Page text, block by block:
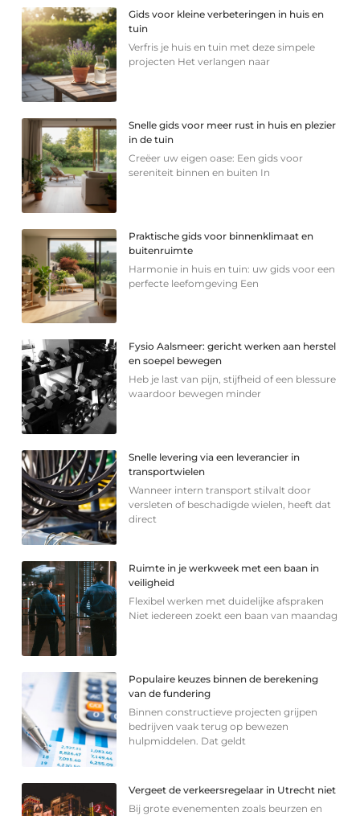
Gids voor kleine verbeteringen in huis en
tuin
Verfris je huis en tuin met deze simpele
projecten Het verlangen naar
Snelle gids voor meer rust in huis en plezier
in de tuin
Creëer uw eigen oase: Een gids voor
sereniteit binnen en buiten In
Praktische gids voor binnenklimaat en
buitenruimte
Harmonie in huis en tuin: uw gids voor een
perfecte leefomgeving Een
Fysio Aalsmeer: gericht werken aan herstel
en soepel bewegen
Heb je last van pijn, stijfheid of een blessure
waardoor bewegen minder
Snelle levering via een leverancier in
transportwielen
Wanneer intern transport stilvalt door
versleten of beschadigde wielen, heeft dat
direct
Ruimte in je werkweek met een baan in
veiligheid
Flexibel werken met duidelijke afspraken
Niet iedereen zoekt een baan van maandag
Populaire keuzes binnen de berekening
van de fundering
Binnen constructieve projecten grijpen
bedrijven vaak terug op bewezen
hulpmiddelen. Dat geldt
Vergeet de verkeersregelaar in Utrecht niet
Bij grote evenementen zoals beurzen en